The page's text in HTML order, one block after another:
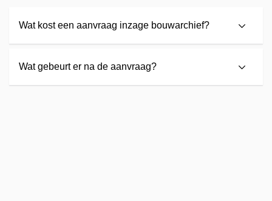
Wat kost een aanvraag inzage bouwarchief?
Wat gebeurt er na de aanvraag?